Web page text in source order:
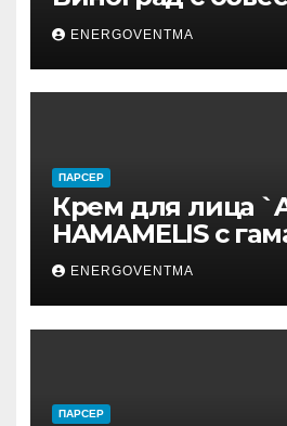
ENERGOVENTMA
ПАРСЕР
Крем для лица
HAMAMELIS с
50 мл
ENERGOVENTMA
ПАРСЕР